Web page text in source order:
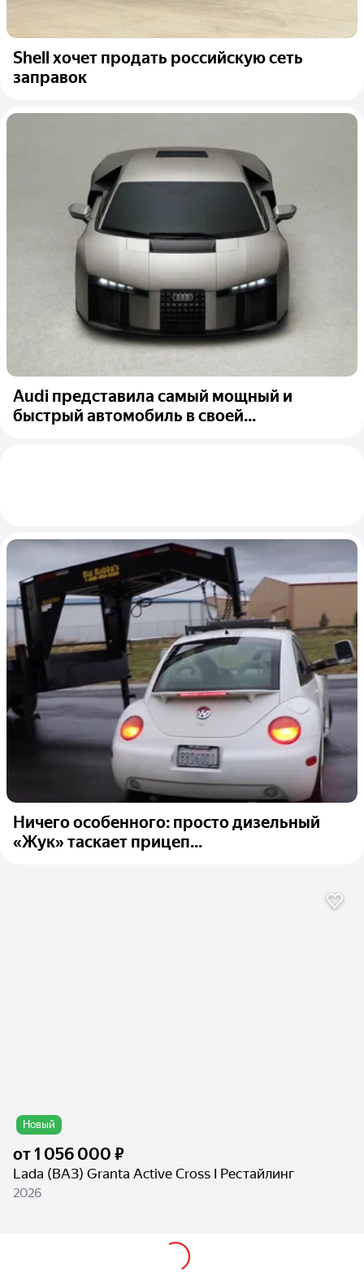
Shell хочет продать российскую сеть
заправок
Audi представила самый мощный и
быстрый автомобиль в своей...
Ничего особенного: просто дизельный
«Жук» таскает прицеп...
Новый
от1 056 000 ₽
Lada (ВАЗ) Granta Active Cross I Рестайлинг
2026